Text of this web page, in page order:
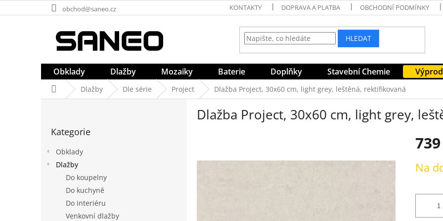
na
obchod@saneo.cz KONTAKTY DOPRAVA A PLATBA OBCHODNÍ PODMÍNKY
HLEDAT
Obklady Dlažby Mozaiky Baterie Doplňky Stavební Chemie
Domů Dlažby Dle série Project Dlažba Project, 30x60 cm, light grey, leštěná, rektifikovaná
kategorie
Kategorie
Obklady
Dlažby
Do koupelny
Do kuchyně
Do interiéru
Venkovní dlažby
Dlažba Project, 30x60 cm, light grey,
cena:
Na